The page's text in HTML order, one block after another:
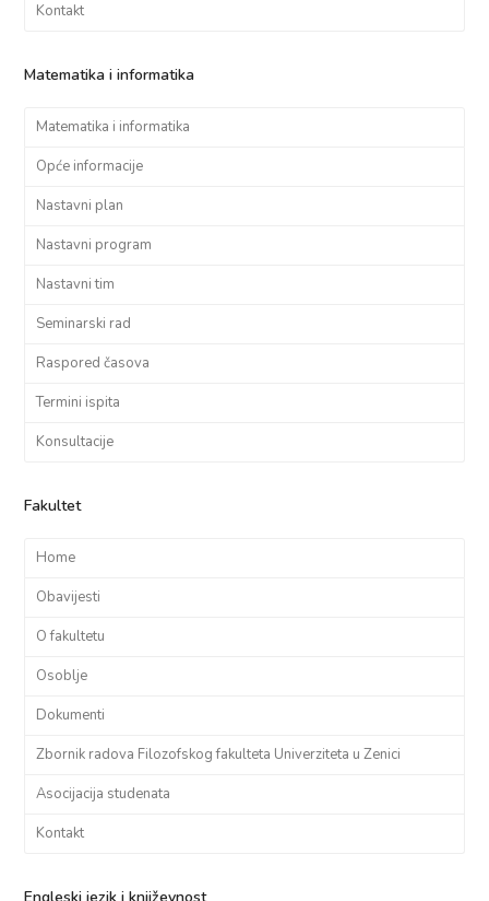
Kontakt
Matematika i informatika
Matematika i informatika
Opće informacije
Nastavni plan
Nastavni program
Nastavni tim
Seminarski rad
Raspored časova
Termini ispita
Konsultacije
Fakultet
Home
Obavijesti
O fakultetu
Osoblje
Dokumenti
Zbornik radova Filozofskog fakulteta Univerziteta u Zenici
Asocijacija studenata
Kontakt